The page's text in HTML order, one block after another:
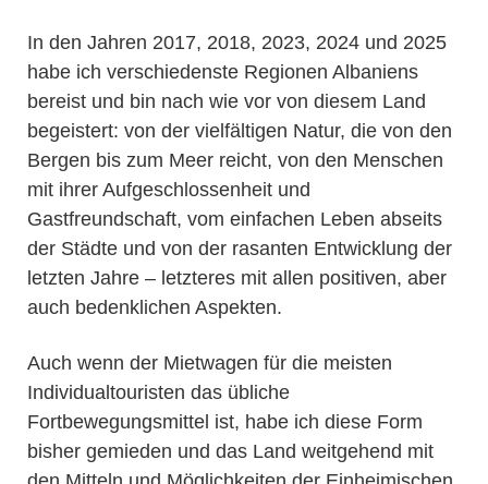
In den Jahren 2017, 2018, 2023, 2024 und 2025
habe ich verschiedenste Regionen Albaniens
bereist und bin nach wie vor von diesem Land
begeistert: von der vielfältigen Natur, die von den
Bergen bis zum Meer reicht, von den Menschen
mit ihrer Aufgeschlossenheit und
Gastfreundschaft, vom einfachen Leben abseits
der Städte und von der rasanten Entwicklung der
letzten Jahre – letzteres mit allen positiven, aber
auch bedenklichen Aspekten.
Auch wenn der Mietwagen für die meisten
Individualtouristen das übliche
Fortbewegungsmittel ist, habe ich diese Form
bisher gemieden und das Land weitgehend mit